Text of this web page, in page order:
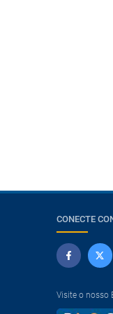
CONECTE
Visite o nosso